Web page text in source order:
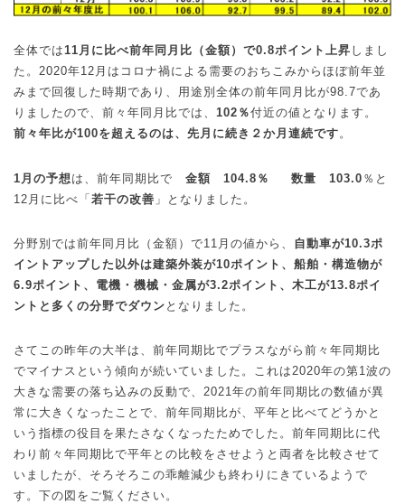
全体では11 月に比べ前年同月比（金額）で0.8ポイント上昇 しまし
た。 2020年12 月はコロナ禍による需要のおちこみからほぼ前年並
みまで回復した時期であり、用途別全体の前年同月比が98.7であ
りましたので、前々年同月比では、 102 ％付近の値となります。
前々年比が100を超えるのは、先月に続き２か月連続です。
1 月の予想 は、前年同期比で 金額 104.8 ％ 数量 103.0 ％と
12 月に比べ「若干の改善 」となりました。
分野別では前年同月比（金額）で11 月の値から、 自動車が10.3ポ
イントアップした以外は建築外装が10ポイント、船舶・構造物が
6.9ポイント、電機・機械・金属が3.2ポイント、木工が13.8ポイ
ントと多くの分野でダウン となりました。
さてこの昨年の大半は、前年同期比でプラスながら前々年同期比
でマイナスという傾向が続いていました。これは2020年の第1波の
大きな需要の落ち込みの反動で、 2021年の前年同期比の数値が異
常に大きくなったことで、前年同期比が、平年と比べてどうかと
いう指標の役目を果たさなくなったためでした。前年同期比に代
わり前々年同期比で平年との比較をさせようと両者を比較させて
いましたが、そろそろこの乖離減少も終わりにきているようで
す。下の図をご覧ください。